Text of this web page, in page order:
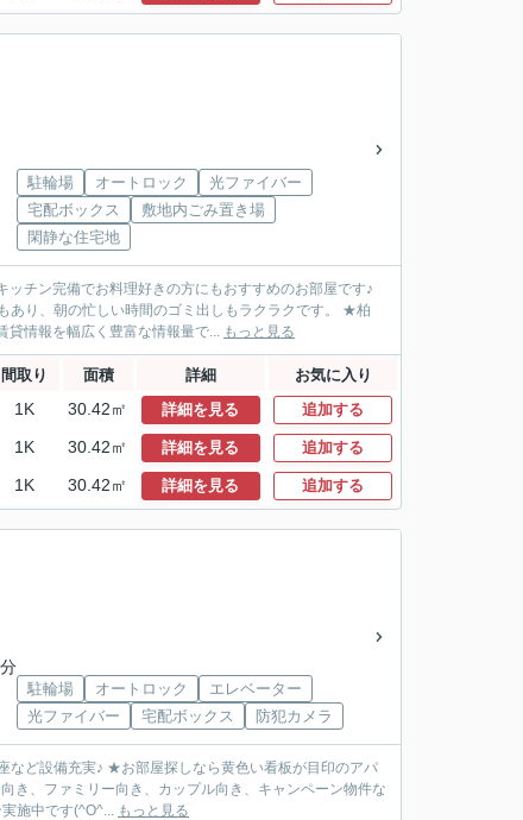
駐輪場 オートロック
光ファイバー
宅配ボックス
敷地内ごみ置き場
閑静な住宅地
チン完備でお料理好きの方にもおすすめのお部屋です♪
あり、朝の忙しい時間のゴミ出しもラクラクです。 ★柏
貸情報を幅広く豊富な情報量で... もっと見る
間取り 面積 詳細 お気に入り
1K 30.42㎡ 詳細を見る 追加する
1K 30.42㎡ 詳細を見る 追加する
1K 30.42㎡ 詳細を見る 追加する
駐輪場 オートロック
エレベーター
光ファイバー
宅配ボックス 防犯カメラ
など設備充実♪ ★お部屋探しなら黄色い看板が目印のアパ
き、ファミリー向き、カップル向き、キャンペーン物件な
施中です(^O^... もっと見る